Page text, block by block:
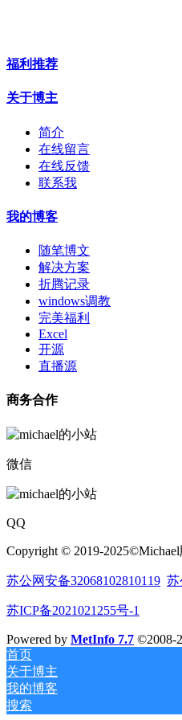
福利推荐
关于博主
简介
在线留言
在线反馈
联系我
我的博客
随笔博文
解决方案
折腾记录
windows调教
完美福利
Excel
开源
直播源
商务合作
微信
QQ
Copyright © 2019-
苏公网安备32068102810119 苏
苏ICP备2021021255号-1
Powered by MetInfo 7.7 ©2008-
首页
关于博主
我的博客
搜索